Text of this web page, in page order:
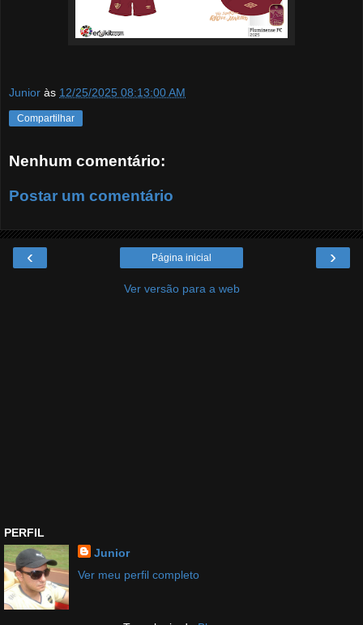
Junior às 12/25/2025 08:13:00 AM
Compartilhar
Nenhum comentário:
Postar um comentário
‹ ›
Página inicial
Ver versão para a web
PERFIL
Junior
Ver meu perfil completo